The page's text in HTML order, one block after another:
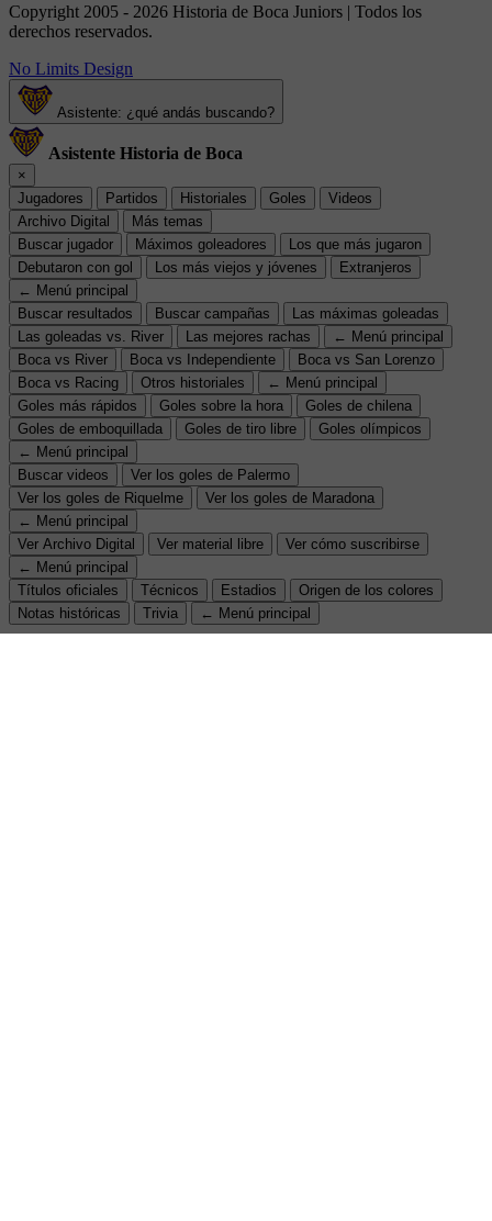
Copyright 2005 - 2026 Historia de Boca Juniors | Todos los
derechos reservados.
No Limits Design
Asistente: ¿qué andás buscando?
Asistente Historia de Boca
×
Jugadores
Partidos Historiales Goles
Videos
Archivo Digital
Más temas
Buscar jugador
Máximos goleadores
Los que más jugaron
Debutaron con gol
Los más viejos y jóvenes
Extranjeros
← Menú principal
Buscar resultados
Buscar campañas
Las máximas goleadas
Las goleadas vs. River
Las mejores rachas
← Menú principal
Boca vs River
Boca vs Independiente
Boca vs San Lorenzo
Boca vs Racing
Otros historiales
← Menú principal
Goles más rápidos
Goles sobre la hora
Goles de chilena
Goles de emboquillada
Goles de tiro libre
Goles olímpicos
← Menú principal
Buscar videos
Ver los goles de Palermo
Ver los goles de Riquelme
Ver los goles de Maradona
← Menú principal
Ver Archivo Digital
Ver material libre
Ver cómo suscribirse
← Menú principal
Títulos oficiales
Técnicos Estadios
Origen de los colores
Notas históricas
Trivia ← Menú principal